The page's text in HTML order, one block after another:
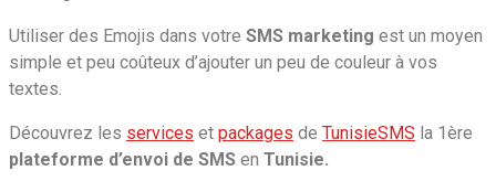
Utiliser des Emojis dans votre SMS marketing est un moyen
simple et peu coûteux d’ajouter un peu de couleur à vos
textes.
Découvrez les services et packages de TunisieSMS la 1ère
plateforme d’envoi de SMS en Tunisie.